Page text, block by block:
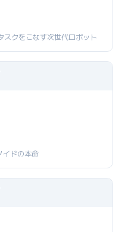
スクをこなす次世代ロボット
イドの本命